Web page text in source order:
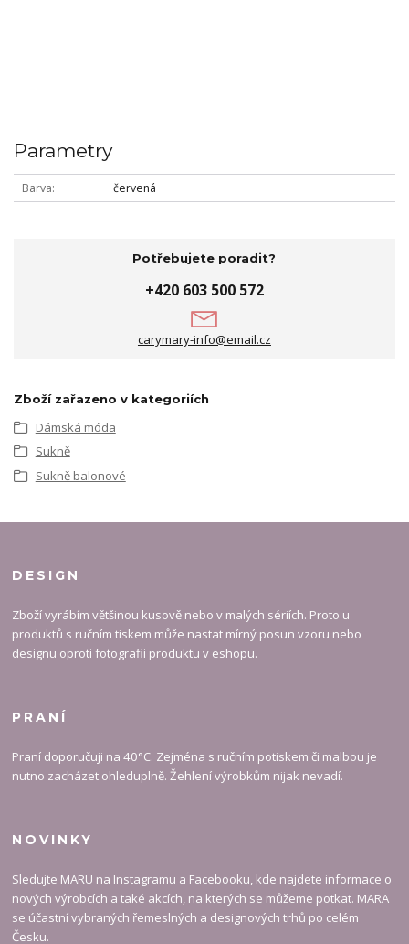
Parametry
Barva červená
Potřebujete poradit?
+420 603 500 572
carymary-info@email.cz
Zboží zařazeno v kategoriích
Dámská móda
Sukně
Sukně balonové
DESIGN
Zboží vyrábím většinou kusově nebo v malých sériích. Proto u
produktů s ručním tiskem může nastat mírný posun vzoru nebo
designu oproti fotografii produktu v eshopu.
PRANÍ
Praní doporučuji na 40°C. Zejména s ručním potiskem či malbou je
nutno zacházet ohleduplně. Žehlení výrobkům nijak nevadí.
NOVINKY
Sledujte MARU na Instagramu a Facebooku, kde najdete informace o
nových výrobcích a také akcích, na kterých se můžeme potkat. MARA
se účastní vybraných řemeslných a designových trhů po celém
Česku.